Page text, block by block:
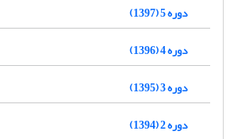
دوره 5 (1397)
دوره 4 (1396)
دوره 3 (1395)
دوره 2 (1394)